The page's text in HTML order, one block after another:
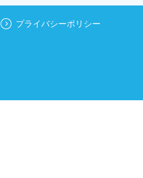
プライバシーポリシー